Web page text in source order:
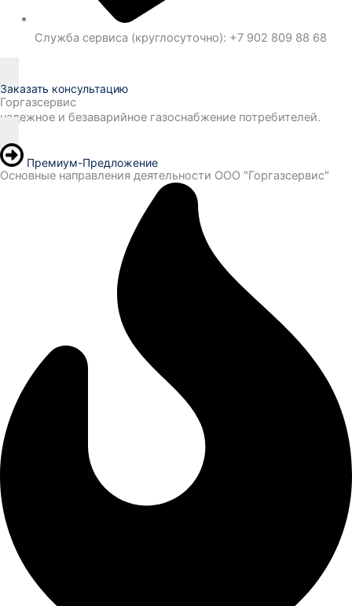
Служба сервиса (круглосуточно): +7 902 809 88 68
Заказать консультацию
Горгазсервис
надежное и безаварийное газоснабжение потребителей.
Премиум-Предложение
Основные направления деятельности ООО "Горгазсервис"